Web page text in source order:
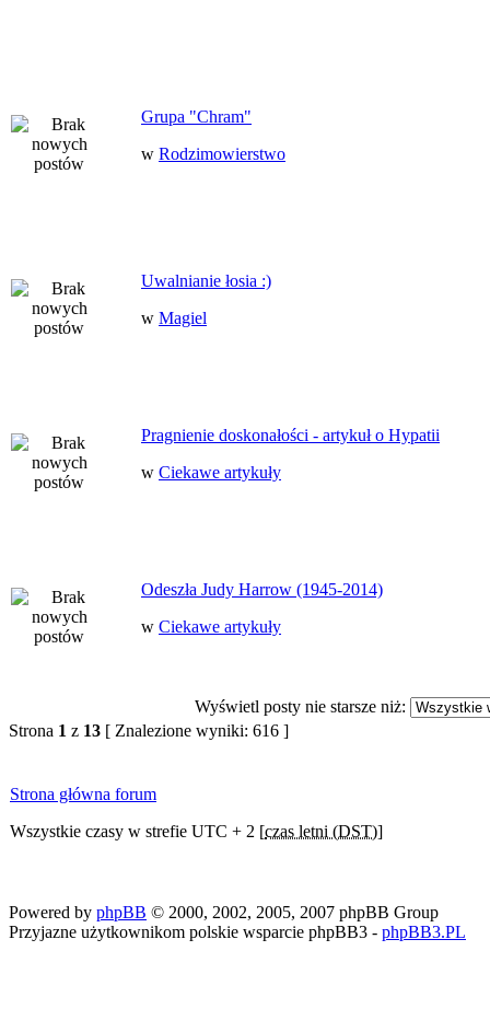
Grupa "Chram"
w Rodzimowierstwo
Uwalnianie łosia :)
w Magiel
Pragnienie doskonałości - artykuł o Hypatii
w Ciekawe artykuły
Odeszła Judy Harrow (1945-2014)
w Ciekawe artykuły
Wyświetl posty nie starsze niż:
Strona 1 z 13 [ Znalezione wyniki: 616 ]
Strona główna forum
Wszystkie czasy w strefie UTC + 2 [czas letni (DST)]
Powered by phpBB © 2000, 2002, 2005, 2007 phpBB Group
Przyjazne użytkownikom polskie wsparcie phpBB3 - phpBB3.PL